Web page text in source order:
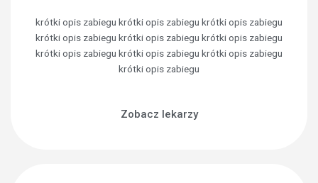
krótki opis zabiegu krótki opis zabiegu krótki opis zabiegu
krótki opis zabiegu krótki opis zabiegu krótki opis zabiegu
krótki opis zabiegu krótki opis zabiegu krótki opis zabiegu
krótki opis zabiegu
Zobacz lekarzy